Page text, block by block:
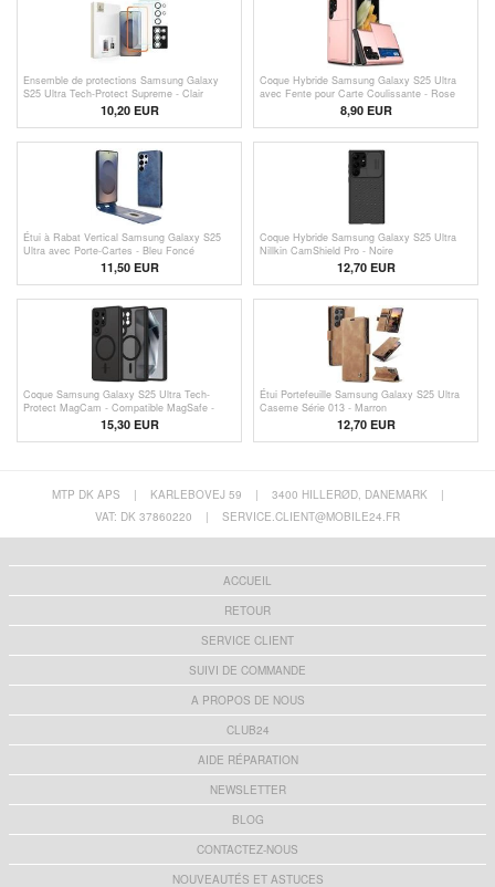
Ensemble de protections Samsung Galaxy
S25 Ultra Tech-Protect Supreme - Clair
10,20 EUR
Coque Hybride Samsung Galaxy S25 Ultra
avec Fente pour Carte Coulissante - Rose
8,90 EUR
Étui à Rabat Vertical Samsung Galaxy S25
Ultra avec Porte-Cartes - Bleu Foncé
11,50 EUR
Coque Hybride Samsung Galaxy S25 Ultra
Nillkin CamShield Pro - Noire
12,70 EUR
Coque Samsung Galaxy S25 Ultra Tech-
Protect MagCam - Compatible MagSafe -
15,30 EUR
Étui Portefeuille Samsung Galaxy S25 Ultra
Caseme Série 013 - Marron
12,70 EUR
MTP DK APS | KARLEBOVEJ 59 | 3400 HILLERØD, DANEMARK
|
VAT: DK 37860220
| SERVICE.CLIENT@MOBILE24.FR
ACCUEIL
RETOUR
SERVICE CLIENT
SUIVI DE COMMANDE
A PROPOS DE NOUS
CLUB24
AIDE RÉPARATION
NEWSLETTER
BLOG
CONTACTEZ-NOUS
NOUVEAUTÉS ET ASTUCES